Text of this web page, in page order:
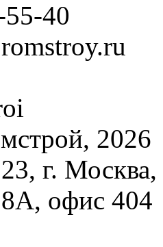
40
2026
г.
офис 404